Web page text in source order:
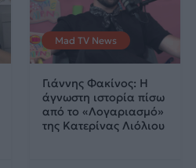
Mad TV News
Γιάννης Φακίνος: Η
άγνωστη ιστορία πίσω
από το «Λογαριασμό»
της Κατερίνας Λιόλιου